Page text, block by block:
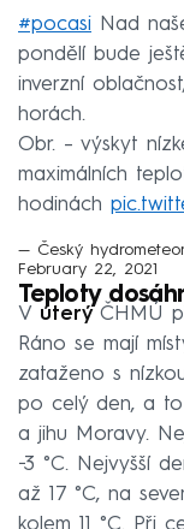
#pocasi Nad
pondělí bude
inverzní
horách.
Obr. – výskyt
maximálních
hodinách
— Český
February 22, 2021
Teploty
V úterýČHMÚ
Ráno se mají
zataženo s
po celý den, a to
a jihu Moravy.
−3 °C. Nejvyšší
až 17 °C, na
kolem 11 °C. Při